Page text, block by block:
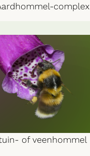
complex
of veenhommel